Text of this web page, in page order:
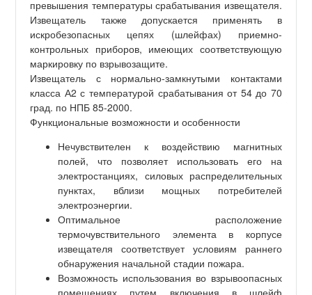
превышения температуры срабатывания извещателя.
Извещатель также допускается применять в
искробезопасных цепях (шлейфах) приемно-
контрольных приборов, имеющих соответствующую
маркировку по взрывозащите.
Извещатель с нормально-замкнутыми контактами
класса А2 с температурой срабатывания от 54 до 70
град. по НПБ 85-2000.
Функциональные возможности и особенности
Нечувствителен к воздействию магнитных
полей, что позволяет использовать его на
электростанциях, силовых распределительных
пунктах, вблизи мощных потребителей
электроэнергии.
Оптимальное расположение
термочувствительного элемента в корпусе
извещателя соответствует условиям раннего
обнаружения начальной стадии пожара.
Возможность использования во взрывоопасных
помещениях путем включения в шлейф